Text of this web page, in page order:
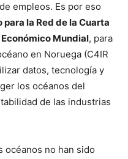
empleos. Es por eso
para la Red de la Cuarta
Económico Mundial, para
en Noruega (C4IR
datos, tecnología y
los océanos del
de las industrias
océanos no han sido